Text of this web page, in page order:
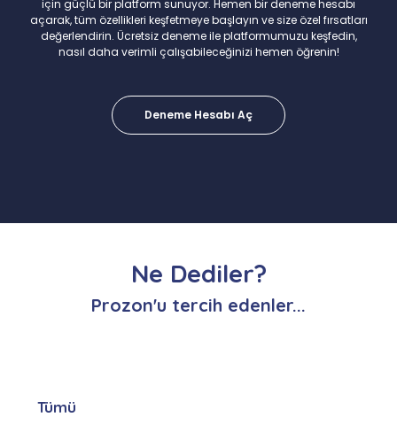
için güçlü bir platform sunuyor. Hemen bir deneme hesabı
açarak, tüm özellikleri keşfetmeye başlayın ve size özel fırsatları
değerlendirin. Ücretsiz deneme ile platformumuzu keşfedin,
nasıl daha verimli çalışabileceğinizi hemen öğrenin!
Deneme Hesabı Aç
Ne Dediler?
Prozon'u tercih edenler...
Tümü